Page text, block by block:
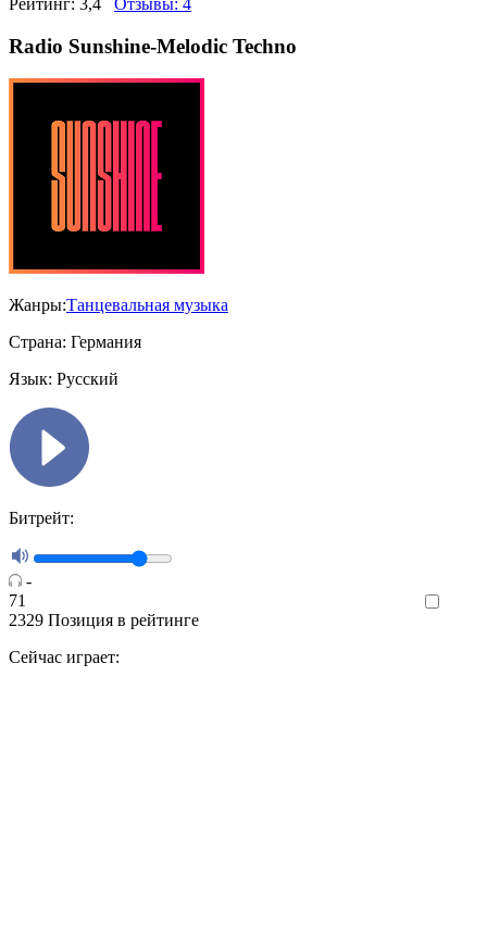
Рейтинг: 3,4 Отзывы: 4
Radio Sunshine-Melodic Techno
Жанры:Танцевальная музыка
Страна: Германия
Язык: Русский
Битрейт:
-
71
2329 Позиция в рейтинге
Сейчас играет: